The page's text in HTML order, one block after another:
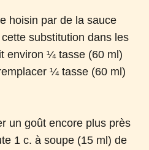
hoisin par de la sauce
substitution dans les
environ ¼ tasse (60 ml)
¼ tasse (60 ml)
un goût encore plus près
1 c. à soupe (15 ml) de